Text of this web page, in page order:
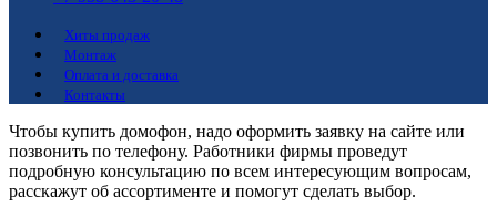
Хиты продаж
Монтаж
Оплата и доставка
Контакты
Чтобы купить домофон, надо оформить заявку на сайте или
позвонить по телефону. Работники фирмы проведут
подробную консультацию по всем интересующим вопросам,
расскажут об ассортименте и помогут сделать выбор.